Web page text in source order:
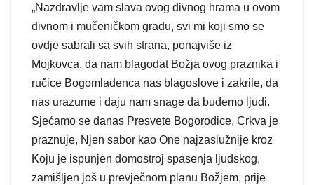
„Nazdravlje vam slava ovog divnog hrama u ovom
divnom i mučeničkom gradu, svi mi koji smo se
ovdje sabrali sa svih strana, ponajviše iz
Mojkovca, da nam blagodat Božja ovog praznika i
ručice Bogomladenca nas blagoslove i zakrile, da
nas urazume i daju nam snage da budemo ljudi.
Sjećamo se danas Presvete Bogorodice, Crkva je
praznuje, Njen sabor kao One najzaslužnije kroz
Koju je ispunjen domostroj spasenja ljudskog,
zamišljen još u prevječnom planu Božjem, prije